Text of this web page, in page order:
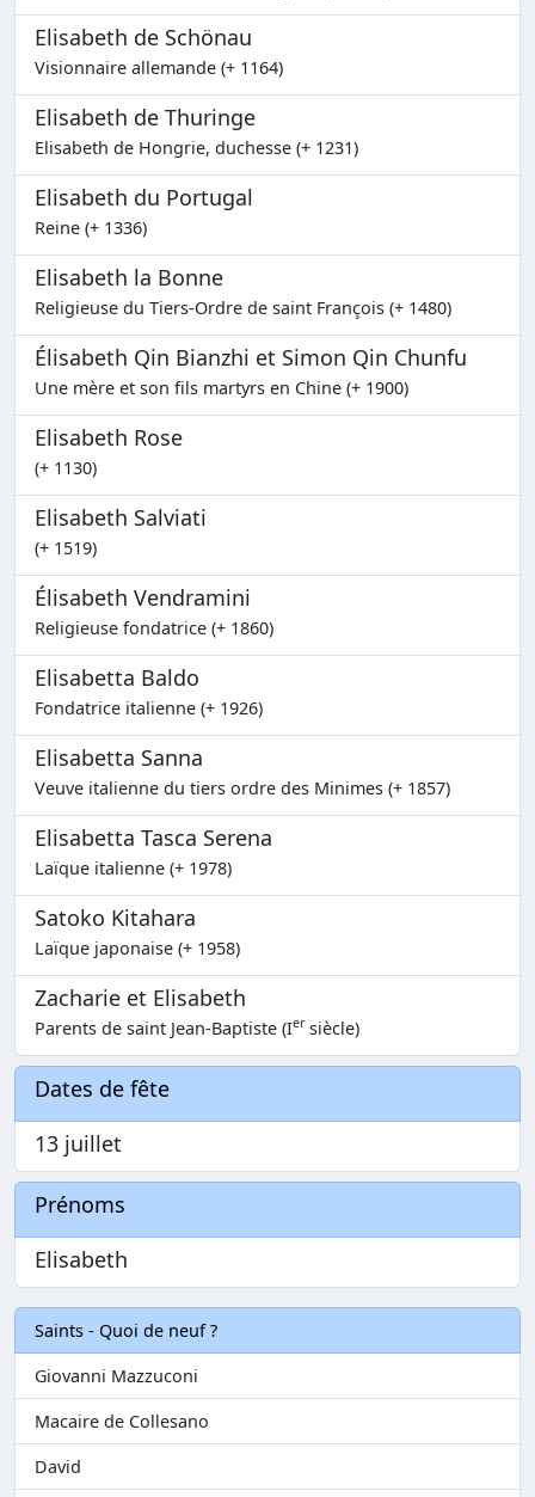
Elisabeth de Schönau
Visionnaire allemande (+ 1164)
Elisabeth de Thuringe
Elisabeth de Hongrie, duchesse (+ 1231)
Elisabeth du Portugal
Reine (+ 1336)
Elisabeth la Bonne
Religieuse du Tiers-Ordre de saint François (+ 1480)
Élisabeth Qin Bianzhi et Simon Qin Chunfu
Une mère et son fils martyrs en Chine (+ 1900)
Elisabeth Rose
(+ 1130)
Elisabeth Salviati
(+ 1519)
Élisabeth Vendramini
Religieuse fondatrice (+ 1860)
Elisabetta Baldo
Fondatrice italienne (+ 1926)
Elisabetta Sanna
Veuve italienne du tiers ordre des Minimes (+ 1857)
Elisabetta Tasca Serena
Laïque italienne (+ 1978)
Satoko Kitahara
Laïque japonaise (+ 1958)
Zacharie et Elisabeth
Parents de saint Jean-Baptiste (Iersiècle)
Dates de fête
13 juillet
Prénoms
Elisabeth
Saints - Quoi de neuf ?
Giovanni Mazzuconi
Macaire de Collesano
David